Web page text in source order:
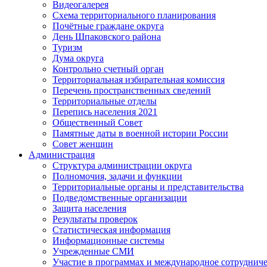
Видеогалерея
Схема территориального планирования
Почётные граждане округа
День Шпаковского района
Туризм
Дума округа
Контрольно счетный орган
Территориальная избирательная комиссия
Перечень пространственных сведений
Территориальные отделы
Перепись населения 2021
Общественный Совет
Памятные даты в военной истории России
Совет женщин
Администрация
Структура администрации округа
Полномочия, задачи и функции
Территориальные органы и представительства
Подведомственные организации
Защита населения
Результаты проверок
Статистическая информация
Информационные системы
Учрежденные СМИ
Участие в программах и международное